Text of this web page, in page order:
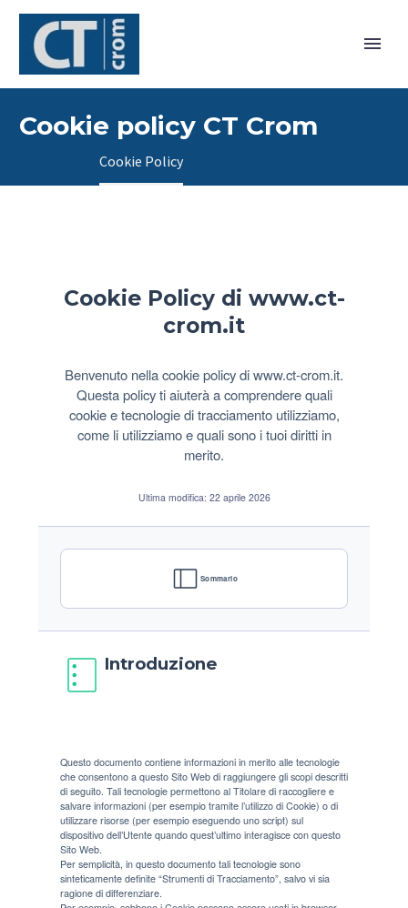
Cookie policy CT Crom
Cookie Policy
Cookie Policy di www.ct-
crom.it
Benvenuto nella cookie policy di www.ct-crom.it.
Questa policy ti aiuterà a comprendere quali
cookie e tecnologie di tracciamento utilizziamo,
come li utilizziamo e quali sono i tuoi diritti in
merito.
Ultima modifica: 22 aprile 2026
Sommario
Introduzione
Questo documento contiene informazioni in merito alle tecnologie
che consentono a questo Sito Web di raggiungere gli scopi descritti
di seguito. Tali tecnologie permettono al Titolare di raccogliere e
salvare informazioni (per esempio tramite l’utilizzo di Cookie) o di
utilizzare risorse (per esempio eseguendo uno script) sul
dispositivo dell’Utente quando quest’ultimo interagisce con questo
Sito Web.
Per semplicità, in questo documento tali tecnologie sono
sinteticamente definite “Strumenti di Tracciamento”, salvo vi sia
ragione di differenziare.